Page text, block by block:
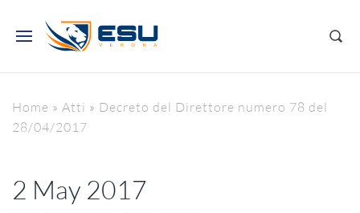
Home » Atti » Decreto del Direttore numero 78 del
28/04/2017
2 May 2017